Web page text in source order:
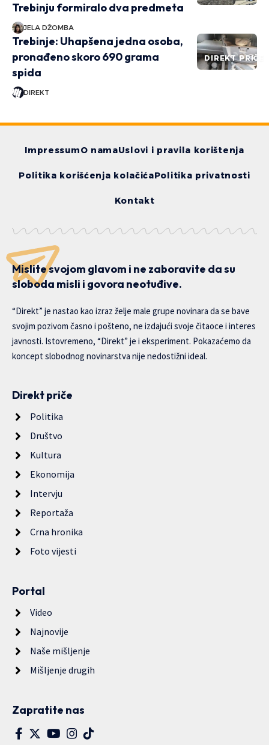
Trebinju formiralo dva predmeta
JELA DŽOMBA
DIREKT PRIČE
Trebinje: Uhapšena jedna osoba,
pronađeno skoro 690 grama
spida
DIREKT
ImpressumO namaUslovi i pravila korištenja
Politika korišćenja kolačićaPolitika privatnosti
Kontakt
Mislite svojom glavom i ne zaboravite da su
sloboda misli i govora neotuđive.
“Direkt” je nastao kao izraz želje male grupe novinara da se bave
svojim pozivom časno i pošteno, ne izdajući svoje čitaoce i interes
javnosti. Istovremeno, “Direkt” je i eksperiment. Pokazaćemo da
koncept slobodnog novinarstva nije nedostižni ideal.
Direkt priče
Politika
Društvo
Kultura
Ekonomija
Intervju
Reportaža
Crna hronika
Foto vijesti
Portal
Video
Najnovije
Naše mišljenje
Mišljenje drugih
Zapratite nas